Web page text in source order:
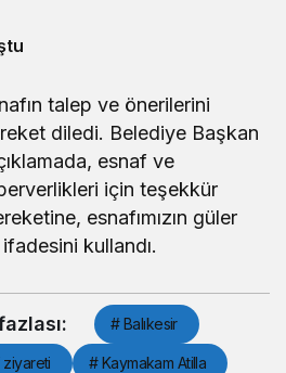
talep ve önerilerini
diledi. Belediye Başkan
esnaf ve
için teşekkür
esnafımızın güler
kullandı.
# Balıkesir
# Kaymakam Atilla